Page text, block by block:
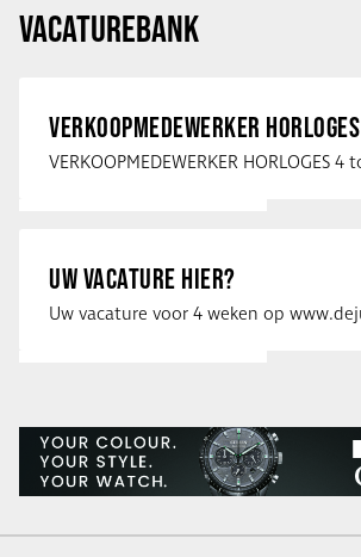
VACATUREBANK
VERKOOPMEDEWERKER HORLOGES
UW VACATURE HIER?